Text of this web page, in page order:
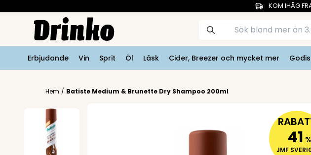
KOM IHÅG
Erbjudande Vin Sprit Öl Läsk Cider, Breezer och mycket mer
Hem / Batiste Medium & Brunette Dry Shampoo 200ml
41 %
JMF